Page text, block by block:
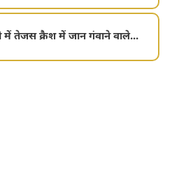
में तेजस क्रैश में जान गंवाने वाले...